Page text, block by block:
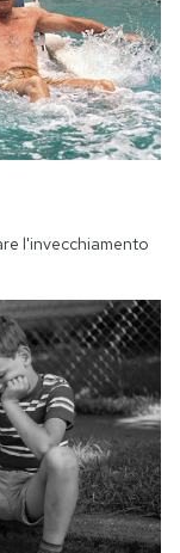
l'invecchiamento